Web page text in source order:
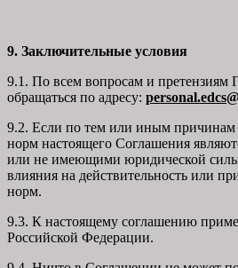
9. Заключительные условия
9.1. По всем вопросам и претензиям
обращаться по адресу:
9.2. Если по тем или иным причинам
норм настоящего Соглашения
или не имеющими юридической
влияния на действительность или
норм.
9.3. К настоящему соглашению
Российской Федерации.